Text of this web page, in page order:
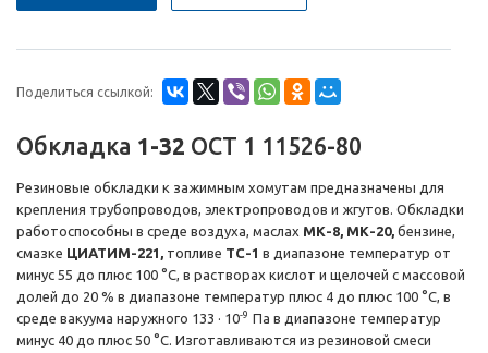
Поделиться ссылкой:
Обкладка 1-32 ОСТ 1 11526-80
Резиновые обкладки к зажимным хомутам предназначены для
крепления трубопроводов, электропроводов и жгутов. Обкладки
работоспособны в среде воздуха, маслах МК-8, МК-20, бензине,
смазке ЦИАТИМ-221, топливе ТС-1 в диапазоне температур от
минус 55 до плюс 100 °C, в растворах кислот и щелочей с массовой
долей до 20 % в диапазоне температур плюс 4 до плюс 100 °C, в
среде вакуума наружного 133 · 10-9 Па в диапазоне температур
минус 40 до плюс 50 °C. Изготавливаются из резиновой смеси